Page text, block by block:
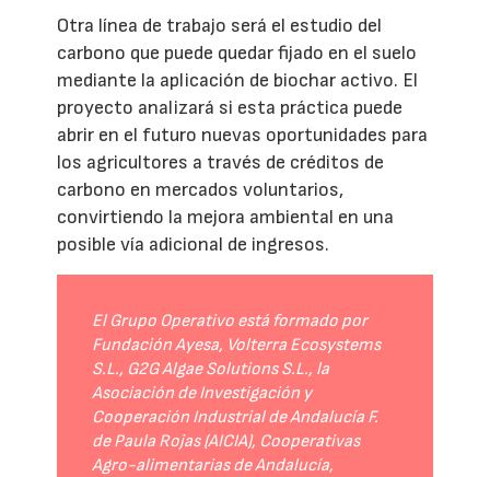
Otra línea de trabajo será el estudio del
carbono que puede quedar fijado en el suelo
mediante la aplicación de biochar activo. El
proyecto analizará si esta práctica puede
abrir en el futuro nuevas oportunidades para
los agricultores a través de créditos de
carbono en mercados voluntarios,
convirtiendo la mejora ambiental en una
posible vía adicional de ingresos.
El Grupo Operativo está formado por
Fundación Ayesa, Volterra Ecosystems
S.L., G2G Algae Solutions S.L., la
Asociación de Investigación y
Cooperación Industrial de Andalucía F.
de Paula Rojas (AICIA), Cooperativas
Agro-alimentarias de Andalucía,